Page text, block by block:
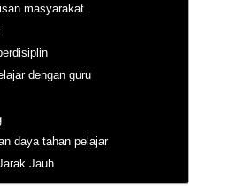
masyarakat
dengan guru
daya tahan pelajar
Jauh